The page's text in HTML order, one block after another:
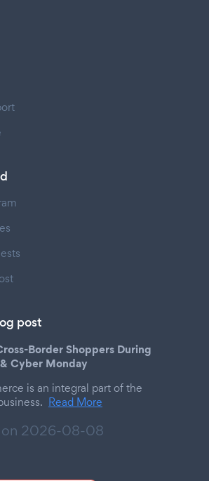
post
Border Shoppers During
Cyber Monday
is an integral part of the
Read More
2026-08-08